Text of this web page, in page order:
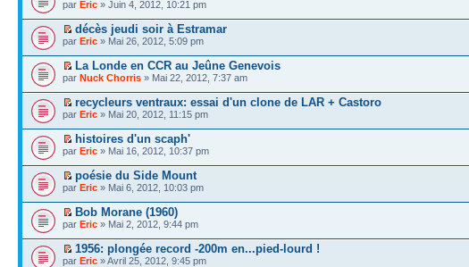
par Eric » Juin 4, 2012, 10:21 pm
décès jeudi soir à Estramar
par Eric » Mai 26, 2012, 5:09 pm
La Londe en CCR au Jeûne Genevois
par Nuck Chorris » Mai 22, 2012, 7:37 am
recycleurs ventraux: essai d'un clone de LAR + Castoro
par Eric » Mai 20, 2012, 11:15 pm
histoires d'un scaph'
par Eric » Mai 16, 2012, 10:37 pm
poésie du Side Mount
par Eric » Mai 6, 2012, 10:03 pm
Bob Morane (1960)
par Eric » Mai 2, 2012, 9:44 pm
1956: plongée record -200m en...pied-lourd !
par Eric » Avril 25, 2012, 9:45 pm